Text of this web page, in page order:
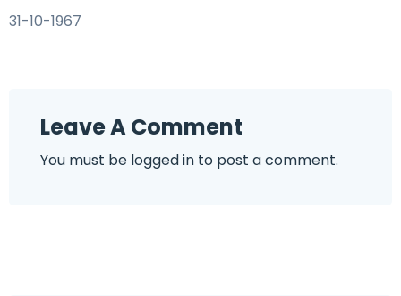
31-10-1967
Leave A Comment
You must be logged in to post a comment.